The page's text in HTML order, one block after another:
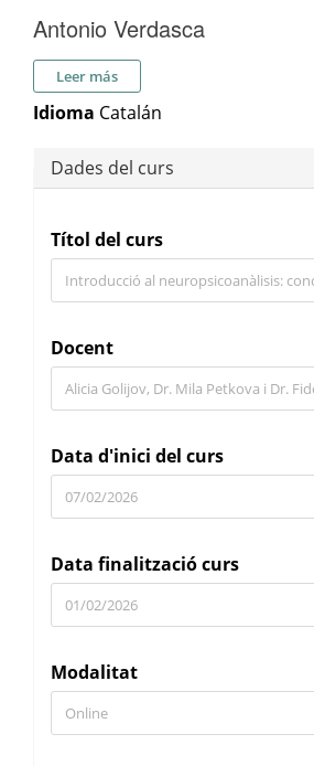
Antonio Verdasca
Leer más
Idioma Catalán
Dades del curs
Títol del curs
Docent
Data d'inici del curs
Data finalització curs
Modalitat